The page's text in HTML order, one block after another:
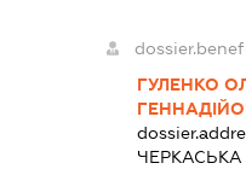
ГУЛЕНКО
ЧЕРКАСЬКА